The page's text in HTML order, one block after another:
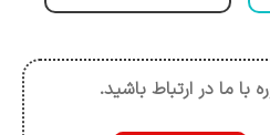
با ما در ارتباط باشید.